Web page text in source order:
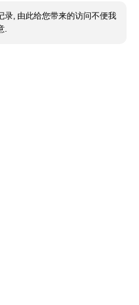
录, 由此给您带来的访问不便我
.